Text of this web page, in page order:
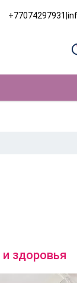
+77074297931|
здоровья